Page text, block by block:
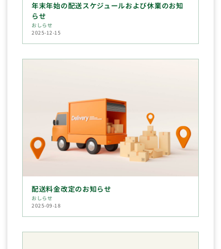
年末年始の配送スケジュールおよび休業のお知
らせ
おしらせ
2025-12-15
配送料金改定のお知らせ
おしらせ
2025-09-18